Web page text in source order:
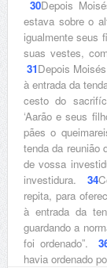
30Depois
estava sobre o
igualmente seus
suas vestes,
31Depois
à entrada da
cesto do
‘Aarão e seus
pães o
tenda da reunião
de vossa
investidura. 34
repita, para
à entrada da
guardando a
foi ordenado”.
havia ordenado